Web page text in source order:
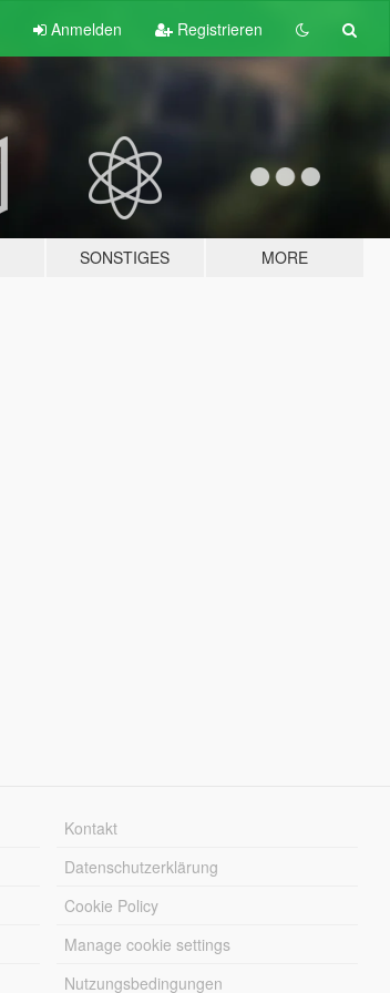
Anmelden Registrieren
SONSTIGES MORE
Kontakt
Datenschutzerklärung
Cookie Policy
Manage cookie settings
Nutzungsbedingungen